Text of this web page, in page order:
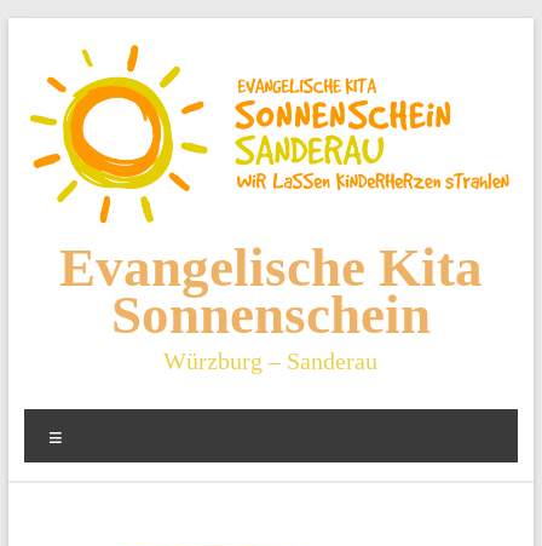
springen
Evangelische Kita
Sonnenschein
Würzburg – Sanderau